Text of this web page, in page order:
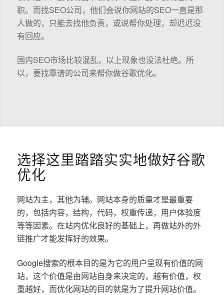
职。而找SEO公司，他们会说你网站的SEO一直是那
人做的，只能去找他负责，或说帮你处理，却迟迟没
有回应。
国内SEO市场比较混乱，以上现象也没法杜绝。所
以，要找靠谱的公司来帮你做谷歌优化。
选择这里踏踏实实地做好谷歌
优化
网站为主，其他为辅。网站本身的质量才是最重要
的，包括内容，结构，代码，权重传递，用户体验度
等等因素。在站内优化良好的基础上，再做站外的外
链推广才能发挥好的效果。
Google搜索的根本目的是为它的用户呈现有价值的网
站，这个价值是由网站自身来决定的，越有价值，权
重越好，而优化网站的目的就是为了提升网站价值。